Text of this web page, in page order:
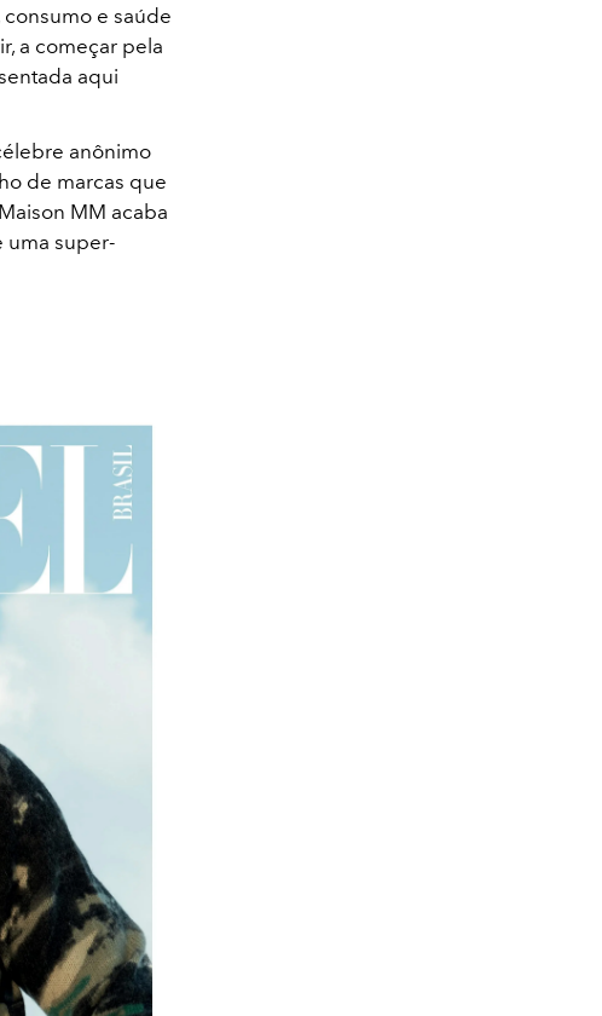
e saúde
a começar pela
aqui
anônimo
de marcas que
MM acaba
uma super-